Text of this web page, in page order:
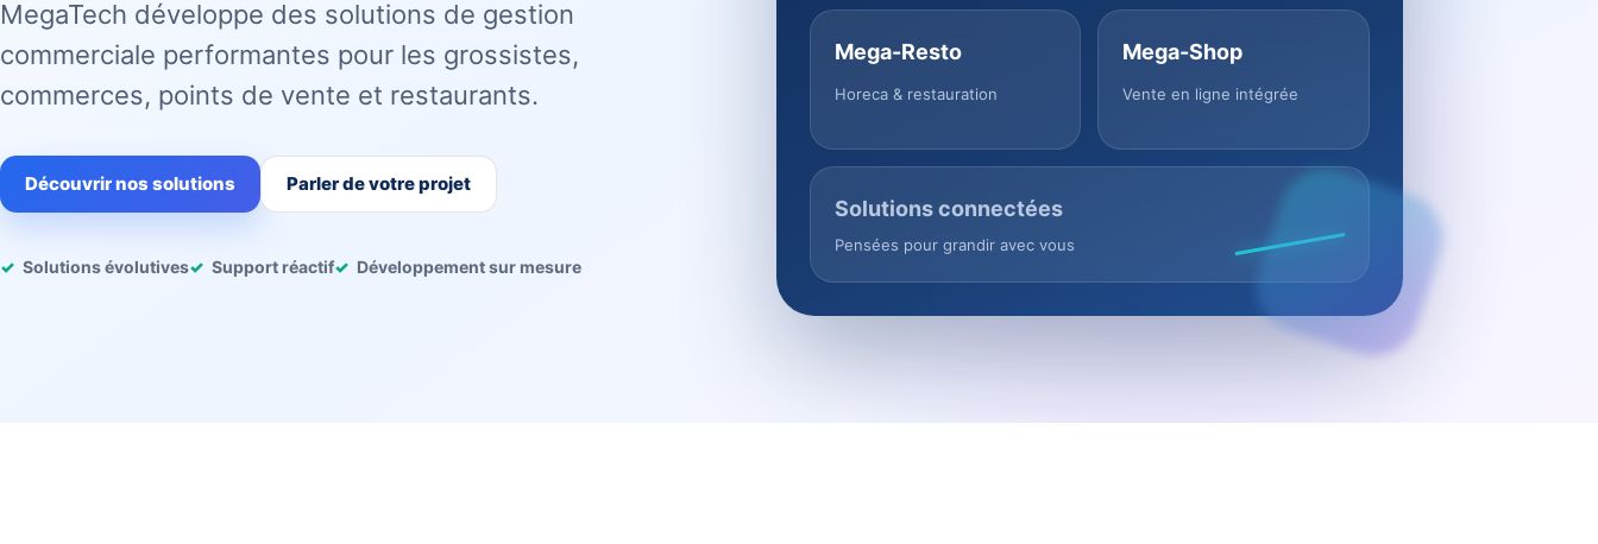
MegaTech développe des solutions de gestion
commerciale performantes pour les grossistes,
commerces, points de vente et restaurants.
Découvrir nos solutions Parler de votre projet
Solutions évolutives Support réactif Développement sur mesure
Mega-Resto
Horeca & restauration
Mega-Shop
Vente en ligne intégrée
Solutions connectées
Pensées pour grandir avec vous